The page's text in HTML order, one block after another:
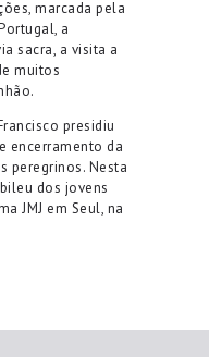
marcada pela
a
sacra, a visita a
muitos
presidiu
encerramento da
peregrinos. Nesta
dos jovens
JMJ em Seul, na